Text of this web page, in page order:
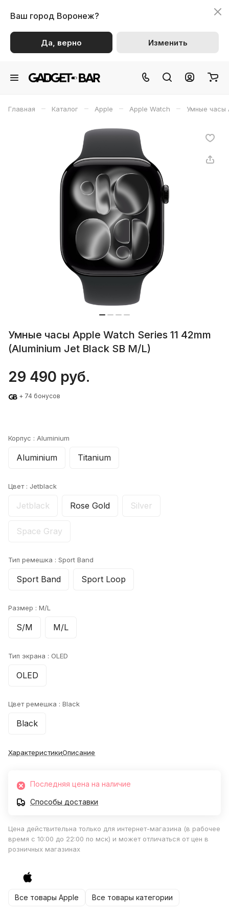
Ваш город Воронеж?
Да, верно Изменить
Главная – Каталог – Apple – Apple Watch – Умные часы
Умные часы Apple Watch Series 11 42mm
(Aluminium Jet Black SB M/L)
29 490 руб.
+ 74 бонусов
Корпус : Aluminium
Aluminium Titanium
Цвет : Jetblack
Jetblack Rose Gold Silver
Space Gray
Тип ремешка : Sport Band
Sport Band Sport Loop
Размер : M/L
S/M M/L
Тип экрана : OLED
OLED
Цвет ремешка : Black
Black
ХарактеристикиОписание
Последняя цена на наличие
Способы доставки
Цена действительна только для интернет-магазина (в рабочее
время с 10:00 до 22:00 по мск) и может отличаться от цен в
розничных магазинах
Все товары Apple Все товары категории